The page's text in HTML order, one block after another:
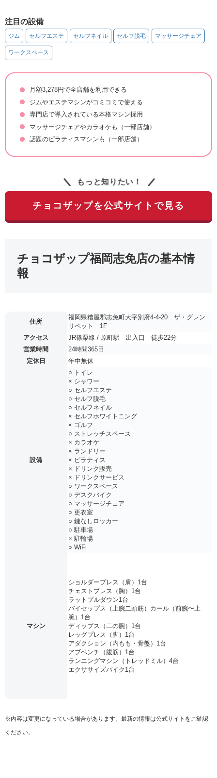
注目の設備
ジム セルフエステ セルフネイル セルフ脱毛 マッサージチェア
ワークスペース
月額3,278円で全店舗を利用できる
ジムやエステマシンがコミコミで使える
専門店で導入されている本格マシン採用
マッサージチェアやカラオケも（一部店舗）
話題のピラティスマシンも（一部店舗）
もっと知りたい！
チョコザップを公式サイトで見る
チョコザップ福岡志免店の基本情
報
住所
福岡県糟屋郡志免町大字別府4-4-20 ザ・グレン
リベット 1F
アクセス
JR篠栗線 / 原町駅 出入口 徒歩22分
営業時間
24時間365日
定休日
年中無休
設備
○ トイレ
× シャワー
○ セルフエステ
○ セルフ脱毛
○ セルフネイル
× セルフホワイトニング
× ゴルフ
○ ストレッチスペース
× カラオケ
× ランドリー
× ピラティス
× ドリンク販売
× ドリンクサービス
○ ワークスペース
○ デスクバイク
○ マッサージチェア
○ 更衣室
○ 鍵なしロッカー
○ 駐車場
× 駐輪場
○ WiFi
マシン
ショルダープレス（肩）1台
チェストプレス（胸）1台
ラットプルダウン1台
バイセップス（上腕二頭筋）カール（前腕〜上
腕）1台
ディップス（二の腕）1台
レッグプレス（脚）1台
アダクション（内もも・骨盤）1台
アブベンチ（腹筋）1台
ランニングマシン（トレッドミル）4台
エクササイズバイク1台
※内容は変更になっている場合があります。最新の情報は公式サイトをご確認
ください。